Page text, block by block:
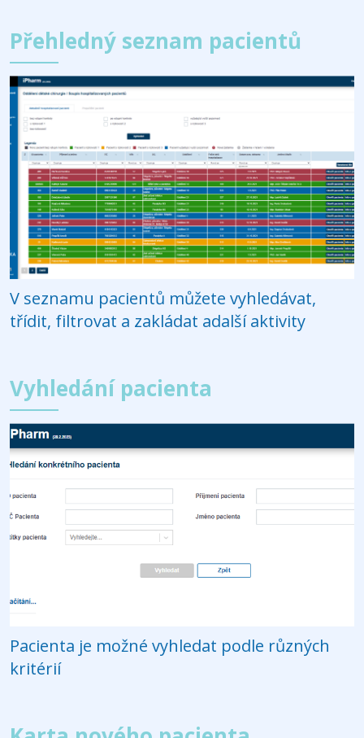
Přehledný seznam pacientů
V seznamu pacientů můžete vyhledávat,
třídit, filtrovat a zakládat adalší aktivity
Vyhledání pacienta
Pacienta je možné vyhledat podle různých
kritérií